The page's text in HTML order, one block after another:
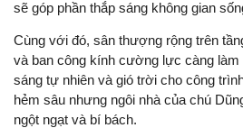
sẽ góp phần thắp sáng không gian
Cùng với đó, sân thượng rộng trên
và ban công kính cường lực càng làm
sáng tự nhiên và gió trời cho công
hẻm sâu nhưng ngôi nhà của chú
ngột ngạt và bí bách.